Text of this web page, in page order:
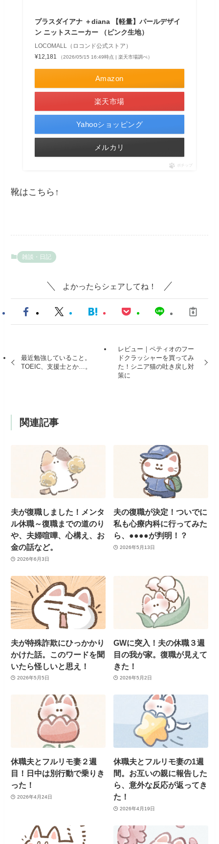
プラスダイアナ ＋diana 【軽量】パールデザイ
ン ニットスニーカー （ピンク生地）
LOCOMALL（ロコンド公式ストア）
¥12,181
（2026/05/15 16:49時点 | 楽天市場調べ）
Amazon
楽天市場
Yahooショッピング
メルカリ
ポチップ
靴はこちら↑
雑談・日記
よかったらシェアしてね！
最近勉強していること。
TOEIC、支援士とか…。
レビュー｜ペティオのフー
ドクラッシャーを買ってみ
た！シニア猫の吐き戻し対
策に
関連記事
夫が復職しました！メンタ
ル休職～復職までの道のり
や、夫婦喧嘩、心構え、お
金の話など。
2026年6月3日
夫の復職が決定！ついでに
私も心療内科に行ってみた
ら、●●●●が判明！？
2026年5月13日
夫が特殊詐欺にひっかかり
かけた話。このワードを聞
いたら怪しいと思え！
2026年5月5日
GWに突入！夫の休職３週
目の我が家。復職が見えて
きた！
2026年5月2日
休職夫とフルリモ妻２週
目！日中は別行動で乗りき
った！
2026年4月24日
休職夫とフルリモ妻の1週
間。お互いの親に報告した
ら、意外な反応が返ってき
た！
2026年4月19日